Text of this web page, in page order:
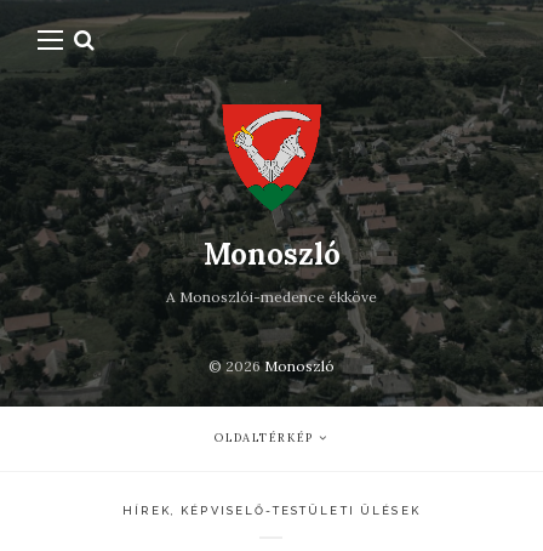
Monoszló
A Monoszlói-medence ékköve
© 2026Monoszló
OLDALTÉRKÉP
HÍREK, KÉPVISELŐ-TESTÜLETI ÜLÉSEK